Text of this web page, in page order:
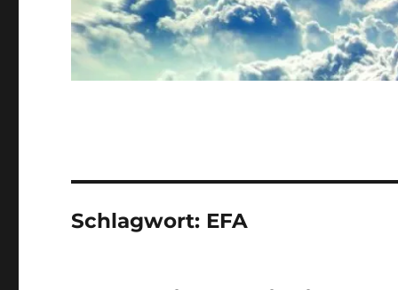
Schlagwort: EFA